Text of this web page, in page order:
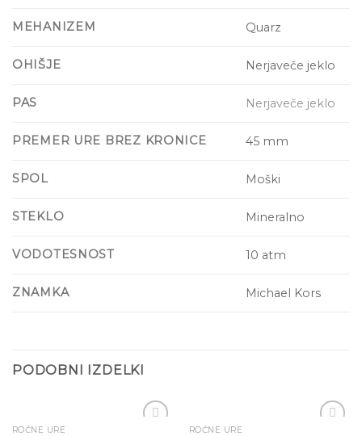
MEHANIZEM Quarz
OHIŠJE Nerjaveče jeklo
PAS Nerjaveče jeklo
PREMER URE BREZ KRONICE 45 mm
SPOL Moški
STEKLO Mineralno
VODOTESNOST 10 atm
ZNAMKA Michael Kors
PODOBNI IZDELKI
ROČNE URE ROČNE URE